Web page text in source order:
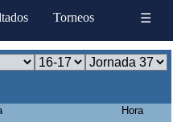
Torneos ☰
Hora